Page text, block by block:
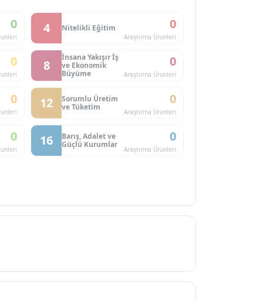
0 4 Nitelikli Eğitim 0
Araştırma Ürünleri
0 8
İnsana Yakışır İş
ve Ekonomik
Büyüme
0
Araştırma Ürünleri
0 12
Sorumlu Üretim
ve Tüketim
0
Araştırma Ürünleri
0 16
Barış, Adalet ve
Güçlü Kurumlar
0
Araştırma Ürünleri